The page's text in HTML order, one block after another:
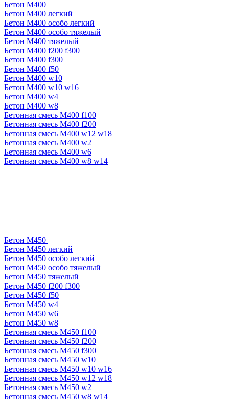
Бетон М400
Бетон М400 легкий
Бетон М400 особо легкий
Бетон М400 особо тяжелый
Бетон М400 тяжелый
Бетон М400 f200 f300
Бетон М400 f300
Бетон М400 f50
Бетон М400 w10
Бетон М400 w10 w16
Бетон М400 w4
Бетон М400 w8
Бетонная смесь М400 f100
Бетонная смесь М400 f200
Бетонная смесь М400 w12 w18
Бетонная смесь М400 w2
Бетонная смесь М400 w6
Бетонная смесь М400 w8 w14
Бетон М450
Бетон М450 легкий
Бетон М450 особо легкий
Бетон М450 особо тяжелый
Бетон М450 тяжелый
Бетон М450 f200 f300
Бетон М450 f50
Бетон М450 w4
Бетон М450 w6
Бетон М450 w8
Бетонная смесь М450 f100
Бетонная смесь М450 f200
Бетонная смесь М450 f300
Бетонная смесь М450 w10
Бетонная смесь М450 w10 w16
Бетонная смесь М450 w12 w18
Бетонная смесь М450 w2
Бетонная смесь М450 w8 w14